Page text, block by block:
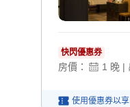
快閃優惠券
房價： 1 晚 |
使用優惠券以享